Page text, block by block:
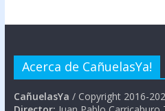
Acerca de CañuelasYa!
CañuelasYa / Copyright 2016-